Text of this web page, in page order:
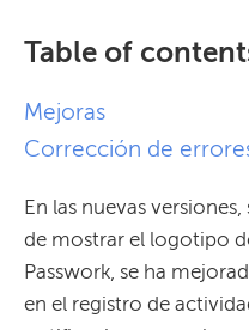
Table of
Mejoras
Corrección de
En las nuevas
de mostrar el logotipo
Passwork, se ha
en el registro de